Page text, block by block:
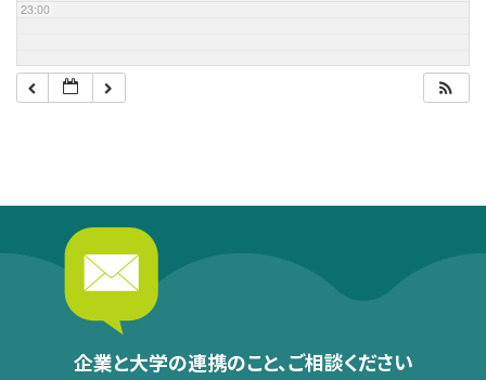
23:00
企業と大学の連携のこと、ご相談ください